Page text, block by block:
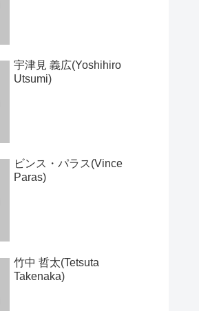
宇津見 義広(Yoshihiro
Utsumi)
ビンス・パラス(Vince
Paras)
竹中 哲太(Tetsuta
Takenaka)